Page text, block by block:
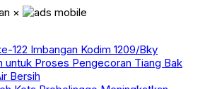
×
122 Imbangan Kodim 1209/Bky
untuk Proses Pengecoran Tiang Bak
Bersih